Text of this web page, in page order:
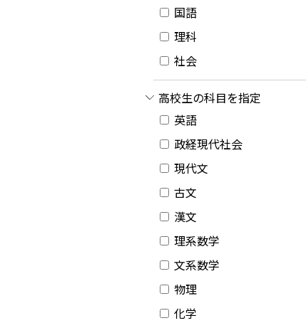
国語
理科
社会
高校生の科目を指定
英語
政経現代社会
現代文
古文
漢文
理系数学
文系数学
物理
化学